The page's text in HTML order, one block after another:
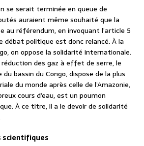
se serait terminée en queue de
auraient même souhaité que la
au référendum, en invoquant l’article 5
débat politique est donc relancé. À la
on oppose la solidarité internationale.
des gaz à effet de serre, le
bassin du Congo, dispose de la plus
du monde après celle de l’Amazonie,
cours d’eau, est un poumon
À ce titre, il a le devoir de solidarité
scientifiques